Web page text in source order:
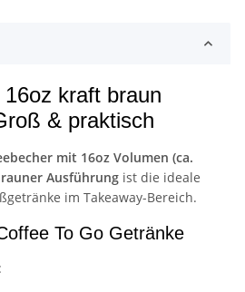
kraft braun
& praktisch
mit 16oz Volumen (ca.
Ausführung ist die ideale
im Takeaway-Bereich.
To Go Getränke